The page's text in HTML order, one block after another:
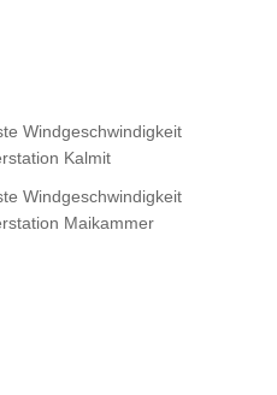
Windgeschwindigkeit
Kalmit
Windgeschwindigkeit
Maikammer